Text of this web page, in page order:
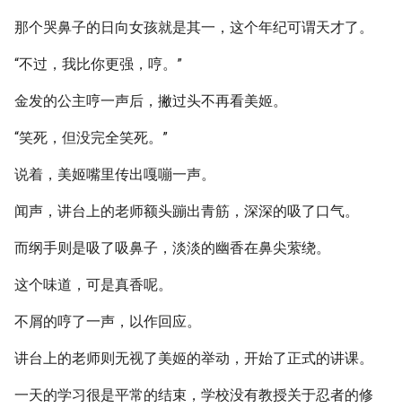
那个哭鼻子的日向女孩就是其一，这个年纪可谓天才了。
“不过，我比你更强，哼。”
金发的公主哼一声后，撇过头不再看美姬。
“笑死，但没完全笑死。”
说着，美姬嘴里传出嘎嘣一声。
闻声，讲台上的老师额头蹦出青筋，深深的吸了口气。
而纲手则是吸了吸鼻子，淡淡的幽香在鼻尖萦绕。
这个味道，可是真香呢。
不屑的哼了一声，以作回应。
讲台上的老师则无视了美姬的举动，开始了正式的讲课。
一天的学习很是平常的结束，学校没有教授关于忍者的修